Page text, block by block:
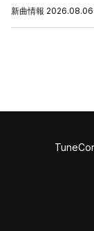
新曲情報 2026.08.06